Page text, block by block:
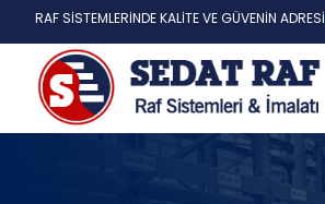
RAF SİSTEMLERİNDE KALİTE VE GÜVENİN ADRESİ